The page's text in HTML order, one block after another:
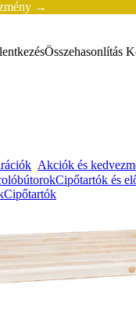
→
Összehasonlítás
Akciók és
Cipőtartók és
Cipőtartók